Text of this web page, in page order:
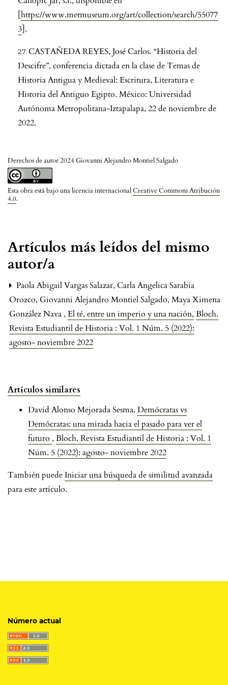
Derechos de autor 2024 Giovanni Alejandro Montiel Salgado
Esta obra está bajo una licencia internacionalCreative Commons Atribución
4.0.
[https://www.metmuseum.org/art/collection/search/55077
3].
CASTAÑEDA REYES, José Carlos. “Historia del
Descifre”, conferencia dictada en la clase de Temas de
Historia Antigua y Medieval: Escritura, Literatura e
Historia del Antiguo Egipto. México: Universidad
Autónoma Metropolitana-Iztapalapa, 22 de noviembre de
2022.
Artículos más leídos del mismo
autor/a
Paola Abigail Vargas Salazar, Carla Angelica Sarabia
Orozco, Giovanni Alejandro Montiel Salgado, Maya Ximena
González Nava , El té, entre un imperio y una nación, Bloch.
Revista Estudiantil de Historia : Vol. 1 Núm. 5 (2022):
agosto- noviembre 2022
Artículos similares
David Alonso Mejorada Sesma, Demócratas vs
Demócratas: una mirada hacia el pasado para ver el
futuro , Bloch. Revista Estudiantil de Historia : Vol. 1
Núm. 5 (2022): agosto- noviembre 2022
También puede Iniciar una búsqueda de similitud avanzada
para este artículo.
Número actual